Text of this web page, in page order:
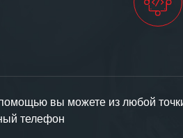
вы можете из любой
телефон